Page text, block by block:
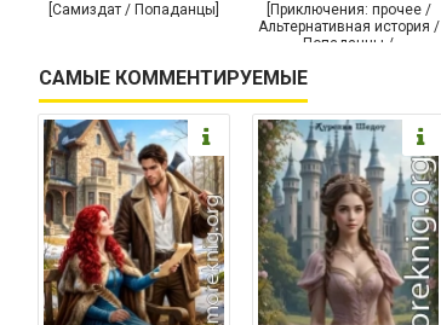
[Самиздат / Попаданцы]
[Приключения: прочее /
Альтернативная история /
Попаданцы /
приключения]
САМЫЕ КОММЕНТИРУЕМЫЕ